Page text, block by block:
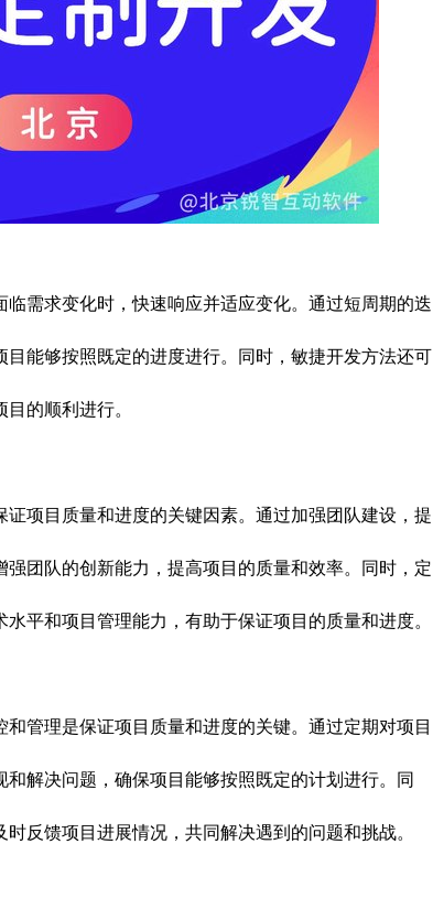
需求变化时，快速响应并适应变化。通过短周期的迭
能够按照既定的进度进行。同时，敏捷开发方法还可
的顺利进行。
项目质量和进度的关键因素。通过加强团队建设，提
团队的创新能力，提高项目的质量和效率。同时，定
平和项目管理能力，有助于保证项目的质量和进度。
管理是保证项目质量和进度的关键。通过定期对项目
解决问题，确保项目能够按照既定的计划进行。同
反馈项目进展情况，共同解决遇到的问题和挑战。